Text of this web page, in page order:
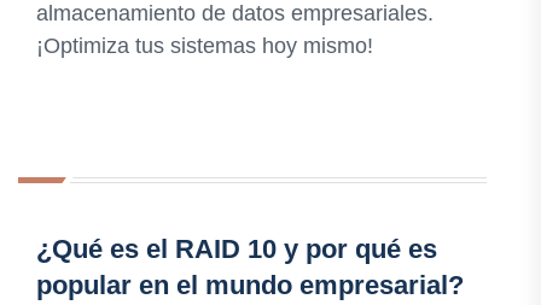
almacenamiento de datos empresariales.
¡Optimiza tus sistemas hoy mismo!
¿Qué es el RAID 10 y por qué es
popular en el mundo empresarial?